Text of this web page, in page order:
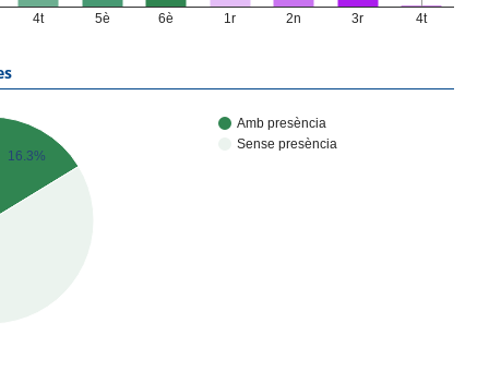
4t 5è 6è 1r 2n 3r 4t
Amb presència
Sense presència
16.3%